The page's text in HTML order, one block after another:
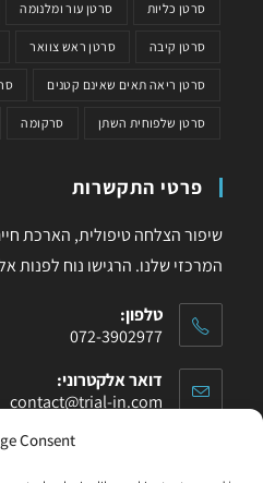
Consent
סרטן כליות סרטן עור ומלנומה
סרטן קיבה סרטן ראש צוואר
סרטן ריאה תאים שאינם קטנים
סרטן שלפוחית השתן סרקומה
פרטי התקשרות
שיפור הצלחה טיפולית, הארכת
המרכזי שלנו. הרגישו נוח לפנות
טלפון:
072-3902977
דואר אלקטרוני:
contact@trial-in.com
עקבו אחרינו בפייסבוק